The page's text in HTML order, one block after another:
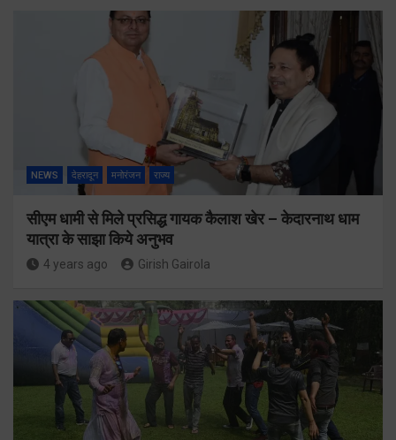
NEWS देहरादून मनोरंजन राज्य
सीएम धामी से मिले प्रसिद्ध गायक कैलाश खेर – केदारनाथ धाम
यात्रा के साझा किये अनुभव
4 years ago Girish Gairola